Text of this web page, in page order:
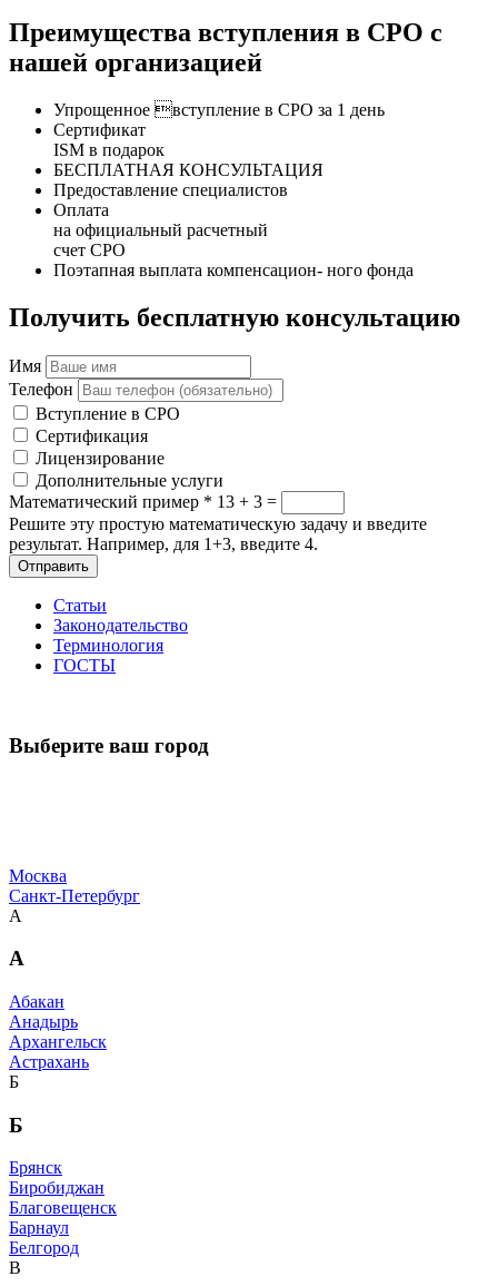
Преимущества вступления в СРО с
нашей организацией
Упрощенное вступление в СРО за 1 день
Сертификат
ISM в подарок
БЕСПЛАТНАЯ КОНСУЛЬТАЦИЯ
Предоставление специалистов
Оплата
на официальный расчетный
счет СРО
Поэтапная выплата компенсацион- ного фонда
Получить бесплатную консультацию
Имя
Телефон
Вступление в СРО
Сертификация
Лицензирование
Дополнительные услуги
Математический пример * 13 + 3 =
Решите эту простую математическую задачу и введите
результат. Например, для 1+3, введите 4.
Отправить
Статьи
Законодательство
Терминология
ГОСТЫ
Выберите ваш город
Москва
Санкт-Петербург
А
А
Абакан
Анадырь
Архангельск
Астрахань
Б
Б
Брянск
Биробиджан
Благовещенск
Барнаул
Белгород
В